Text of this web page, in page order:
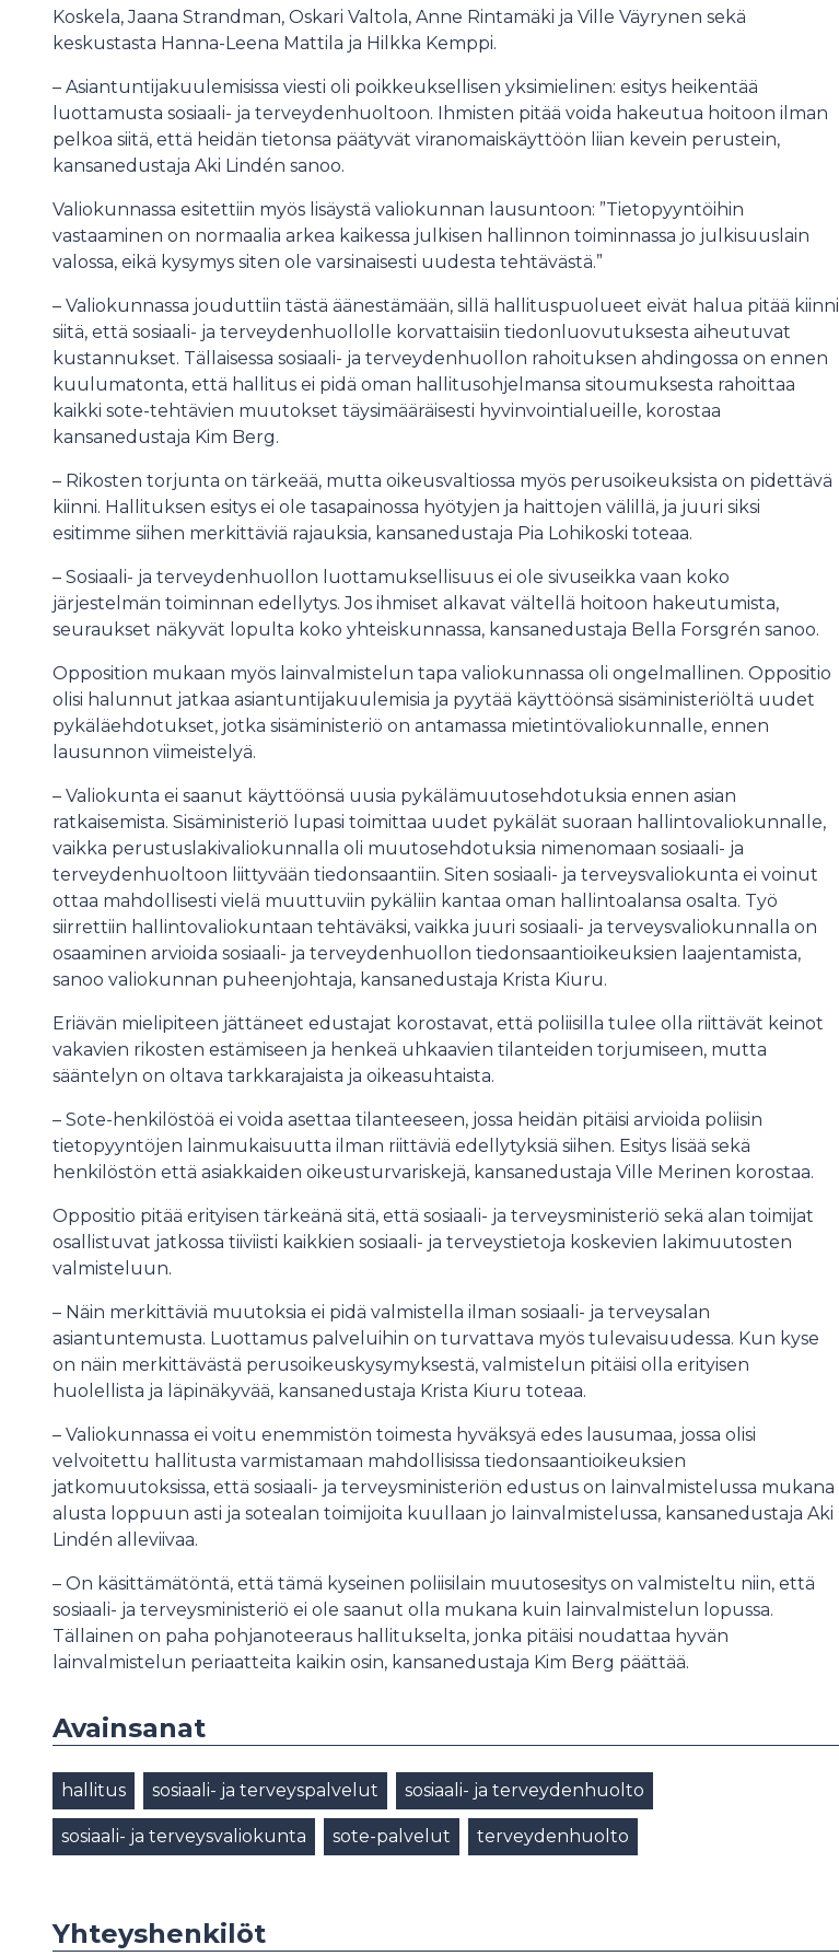
Koskela, Jaana Strandman, Oskari Valtola, Anne Rintamäki ja Ville Väyrynen sekä
keskustasta Hanna-Leena Mattila ja Hilkka Kemppi.
– Asiantuntijakuulemisissa viesti oli poikkeuksellisen yksimielinen: esitys heikentää
luottamusta sosiaali- ja terveydenhuoltoon. Ihmisten pitää voida hakeutua hoitoon ilman
pelkoa siitä, että heidän tietonsa päätyvät viranomaiskäyttöön liian kevein perustein,
kansanedustaja Aki Lindén sanoo.
Valiokunnassa esitettiin myös lisäystä valiokunnan lausuntoon: ”Tietopyyntöihin
vastaaminen on normaalia arkea kaikessa julkisen hallinnon toiminnassa jo julkisuuslain
valossa, eikä kysymys siten ole varsinaisesti uudesta tehtävästä.”
– Valiokunnassa jouduttiin tästä äänestämään, sillä hallituspuolueet eivät halua pitää kiinni
siitä, että sosiaali- ja terveydenhuollolle korvattaisiin tiedonluovutuksesta aiheutuvat
kustannukset. Tällaisessa sosiaali- ja terveydenhuollon rahoituksen ahdingossa on ennen
kuulumatonta, että hallitus ei pidä oman hallitusohjelmansa sitoumuksesta rahoittaa
kaikki sote-tehtävien muutokset täysimääräisesti hyvinvointialueille, korostaa
kansanedustaja Kim Berg.
– Rikosten torjunta on tärkeää, mutta oikeusvaltiossa myös perusoikeuksista on pidettävä
kiinni. Hallituksen esitys ei ole tasapainossa hyötyjen ja haittojen välillä, ja juuri siksi
esitimme siihen merkittäviä rajauksia, kansanedustaja Pia Lohikoski toteaa.
– Sosiaali- ja terveydenhuollon luottamuksellisuus ei ole sivuseikka vaan koko
järjestelmän toiminnan edellytys. Jos ihmiset alkavat vältellä hoitoon hakeutumista,
seuraukset näkyvät lopulta koko yhteiskunnassa, kansanedustaja Bella Forsgrén sanoo.
Opposition mukaan myös lainvalmistelun tapa valiokunnassa oli ongelmallinen. Oppositio
olisi halunnut jatkaa asiantuntijakuulemisia ja pyytää käyttöönsä sisäministeriöltä uudet
pykäläehdotukset, jotka sisäministeriö on antamassa mietintövaliokunnalle, ennen
lausunnon viimeistelyä.
– Valiokunta ei saanut käyttöönsä uusia pykälämuutosehdotuksia ennen asian
ratkaisemista. Sisäministeriö lupasi toimittaa uudet pykälät suoraan hallintovaliokunnalle,
vaikka perustuslakivaliokunnalla oli muutosehdotuksia nimenomaan sosiaali- ja
terveydenhuoltoon liittyvään tiedonsaantiin. Siten sosiaali- ja terveysvaliokunta ei voinut
ottaa mahdollisesti vielä muuttuviin pykäliin kantaa oman hallintoalansa osalta. Työ
siirrettiin hallintovaliokuntaan tehtäväksi, vaikka juuri sosiaali- ja terveysvaliokunnalla on
osaaminen arvioida sosiaali- ja terveydenhuollon tiedonsaantioikeuksien laajentamista,
sanoo valiokunnan puheenjohtaja, kansanedustaja Krista Kiuru.
Eriävän mielipiteen jättäneet edustajat korostavat, että poliisilla tulee olla riittävät keinot
vakavien rikosten estämiseen ja henkeä uhkaavien tilanteiden torjumiseen, mutta
sääntelyn on oltava tarkkarajaista ja oikeasuhtaista.
– Sote-henkilöstöä ei voida asettaa tilanteeseen, jossa heidän pitäisi arvioida poliisin
tietopyyntöjen lainmukaisuutta ilman riittäviä edellytyksiä siihen. Esitys lisää sekä
henkilöstön että asiakkaiden oikeusturvariskejä, kansanedustaja Ville Merinen korostaa.
Oppositio pitää erityisen tärkeänä sitä, että sosiaali- ja terveysministeriö sekä alan toimijat
osallistuvat jatkossa tiiviisti kaikkien sosiaali- ja terveystietoja koskevien lakimuutosten
valmisteluun.
– Näin merkittäviä muutoksia ei pidä valmistella ilman sosiaali- ja terveysalan
asiantuntemusta. Luottamus palveluihin on turvattava myös tulevaisuudessa. Kun kyse
on näin merkittävästä perusoikeuskysymyksestä, valmistelun pitäisi olla erityisen
huolellista ja läpinäkyvää, kansanedustaja Krista Kiuru toteaa.
– Valiokunnassa ei voitu enemmistön toimesta hyväksyä edes lausumaa, jossa olisi
velvoitettu hallitusta varmistamaan mahdollisissa tiedonsaantioikeuksien
jatkomuutoksissa, että sosiaali- ja terveysministeriön edustus on lainvalmistelussa mukana
alusta loppuun asti ja sotealan toimijoita kuullaan jo lainvalmistelussa, kansanedustaja Aki
Lindén alleviivaa.
– On käsittämätöntä, että tämä kyseinen poliisilain muutosesitys on valmisteltu niin, että
sosiaali- ja terveysministeriö ei ole saanut olla mukana kuin lainvalmistelun lopussa.
Tällainen on paha pohjanoteeraus hallitukselta, jonka pitäisi noudattaa hyvän
lainvalmistelun periaatteita kaikin osin, kansanedustaja Kim Berg päättää.
Avainsanat
hallitus sosiaali- ja terveyspalvelut sosiaali- ja terveydenhuolto
sosiaali- ja terveysvaliokunta sote-palvelut terveydenhuolto
Yhteyshenkilöt